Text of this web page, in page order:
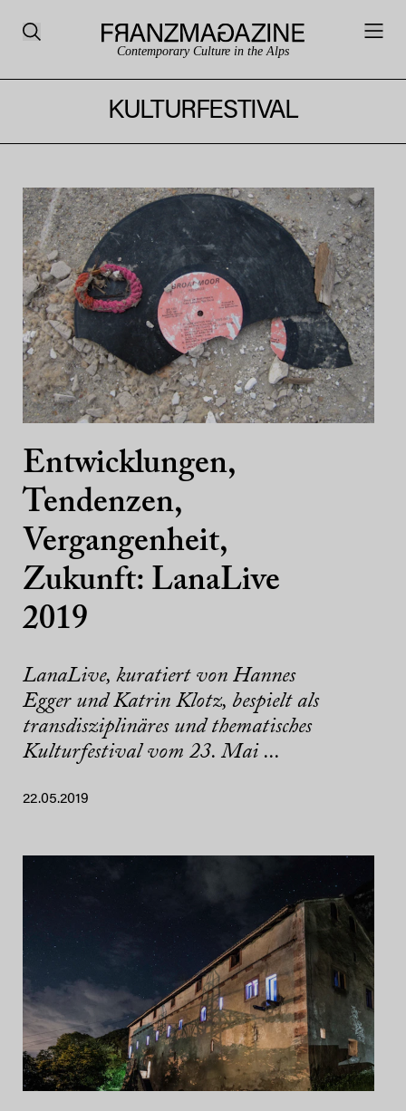
Contemporary Culture in the Alps
KULTURFESTIVAL
Entwicklungen,
Tendenzen,
Vergangenheit,
Zukunft: LanaLive
2019
LanaLive, kuratiert von Hannes
Egger und Katrin Klotz, bespielt als
transdisziplinäres und thematisches
Kulturfestival vom 23. Mai ...
22.05.2019